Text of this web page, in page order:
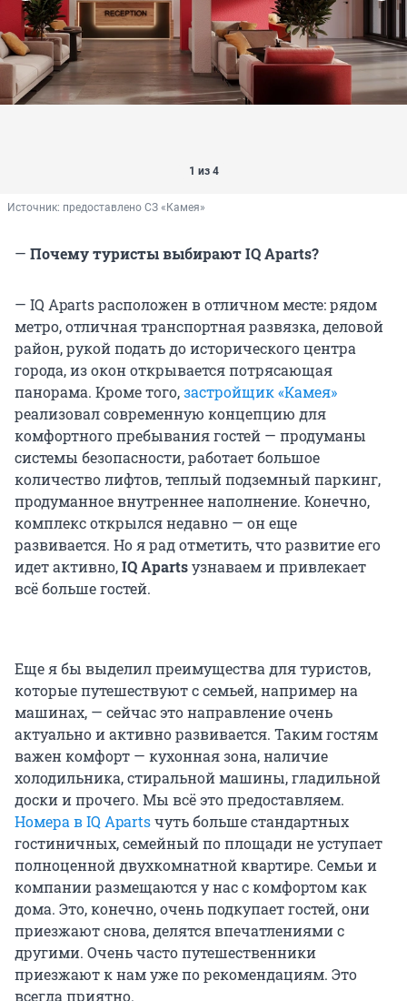
1 из 4
Источник: предоставлено СЗ «Камея»
— Почему туристы выбирают IQ Aparts?
— IQ Aparts расположен в отличном месте: рядом
метро, отличная транспортная развязка, деловой
район, рукой подать до исторического центра
города, из окон открывается потрясающая
панорама. Кроме того,застройщик «Камея»
реализовал современную концепцию для
комфортного пребывания гостей — продуманы
системы безопасности, работает большое
количество лифтов, теплый подземный паркинг,
продуманное внутреннее наполнение. Конечно,
комплекс открылся недавно — он еще
развивается. Но я рад отметить, что развитие его
идет активно,IQ Apartsузнаваем и привлекает
всё больше гостей.
Еще я бы выделил преимущества для туристов,
которые путешествуют с семьей, например на
машинах, — сейчас это направление очень
актуально и активно развивается. Таким гостям
важен комфорт — кухонная зона, наличие
холодильника, стиральной машины, гладильной
доски и прочего. Мы всё это предоставляем.
Номера в IQ Apartsчуть больше стандартных
гостиничных, семейный по площади не уступает
полноценной двухкомнатной квартире. Семьи и
компании размещаются у нас с комфортом как
дома. Это, конечно, очень подкупает гостей, они
приезжают снова, делятся впечатлениями с
другими. Очень часто путешественники
приезжают к нам уже по рекомендациям. Это
всегда приятно.